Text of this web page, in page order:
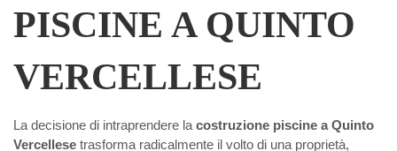
PISCINE A QUINTO
VERCELLESE
La decisione di intraprendere la costruzione piscine a Quinto
Vercellese trasforma radicalmente il volto di una proprietà,